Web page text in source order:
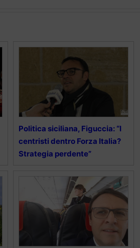
Politica siciliana, Figuccia: “I
centristi dentro Forza Italia?
Strategia perdente”